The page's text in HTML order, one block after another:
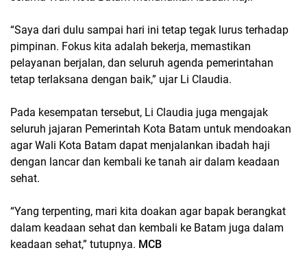
“Saya dari dulu sampai hari ini tetap tegak lurus terhadap
pimpinan. Fokus kita adalah bekerja, memastikan
pelayanan berjalan, dan seluruh agenda pemerintahan
tetap terlaksana dengan baik,” ujar Li Claudia.
Pada kesempatan tersebut, Li Claudia juga mengajak
seluruh jajaran Pemerintah Kota Batam untuk mendoakan
agar Wali Kota Batam dapat menjalankan ibadah haji
dengan lancar dan kembali ke tanah air dalam keadaan
sehat.
“Yang terpenting, mari kita doakan agar bapak berangkat
dalam keadaan sehat dan kembali ke Batam juga dalam
keadaan sehat,” tutupnya. MCB